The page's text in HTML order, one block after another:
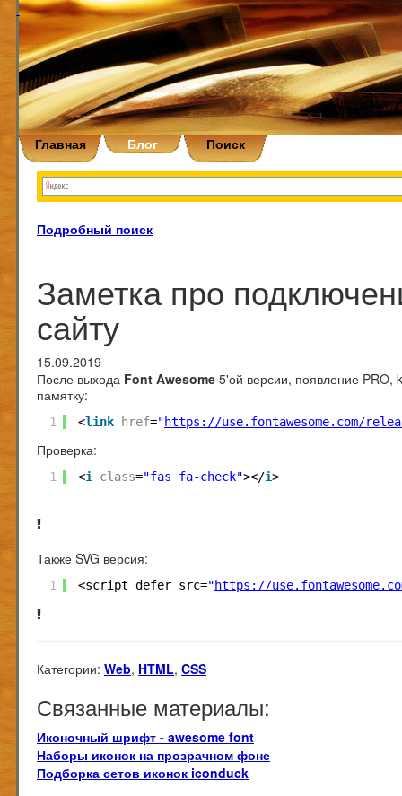
Главная Блог Поиск
Подробный поиск
Заметка про
сайту
15.09.2019
После выхода Font Awesome 5'ой версии, появление PRO,
памятку:
1 <link href="https://use.fontawesome.com/
Проверка:
1 <i class="fas fa-check"></i>
Также SVG версия:
1 <script defer src="https://
Категории: Web, HTML, CSS
Связанные материалы:
Иконочный шрифт - awesome font
Наборы иконок на прозрачном фоне
Подборка сетов иконок iconduck